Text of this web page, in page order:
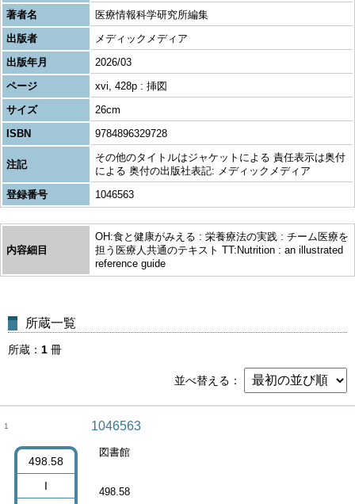
著者名
医療情報科学研究所編集
出版者
メディックメディア
出版年月
2026/03
ページ
xvi, 428p : 挿図
サイズ
26cm
ISBN
9784896329728
注記
その他のタイトルはジャケットによる 責任表示は奥付
による 奥付の出版社表記: メディックメディア
登録番号
1046563
内容細目
OH:食と健康がみえる : 栄養療法の実践 : チーム医療を
担う医療人共通のテキスト TT:Nutrition : an illustrated
reference guide
所蔵一覧
所蔵 1 冊
並べ替える
1
498.58
I
1046563
図書館
498.58